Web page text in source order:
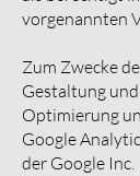
vorgenannten
Zum Zwecke
Gestaltung
Optimierung
Google
der Google Inc.